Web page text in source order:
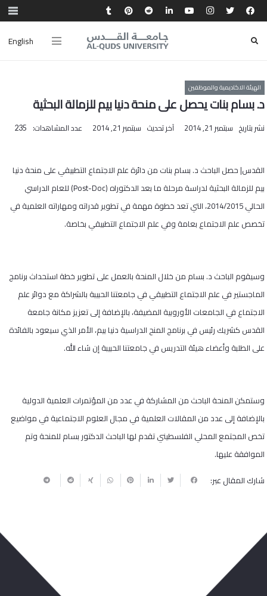
English
الهيئة الاكاديمية والموظفين
د. بسام بنات يحصل على منحة دنيا بيم للزمالة البحثية
نشر بتاريخ سبتمبر 21, 2014 آخر تحديث سبتمبر 21, 2014 عدد المشاهدات: 235
القدس| حصل الباحث د. بسام بنات من دائرة علم الاجتماع التطبيقي على منحة دنيا
بيم للزمالة البحثية لدراسة مرحلة ما بعد الدكتوراه (Post-Doc) للعام الدراسي
الحالي 2014/2015، التي تعد خطوة مهمة في تطوير قدراته ومهاراته العلمية في
تخصص علم الاجتماع بعامة وفي علم الاجتماع التطبيقي بخاصة.
وسيقوم الباحث د. بسام من خلال المنحة بالعمل على تطوير خطة استحداث برنامج
الماجستير في علم الاجتماع التطبيقي في جامعتنا الحبيبة بالشراكة مع دوائر علم
الاجتماع في الجامعات الأوروبية المضيفة، بالإضافة إلى تعزيز مكانة جامعة
القدس كشريك رئيس في برنامج المنح الدراسية دنيا بيم، الأمر الذي سيعود بالفائدة
على الطلبة وأعضاء هيئة التدريس في جامعتنا الحبيبة إن شاء الله.
وستمكن المنحة الباحث من المشاركة في عدد من المؤتمرات العلمية الدولية
بالإضافة إلى عدد من المقالات العلمية في مجال العلوم الاجتماعية في مواضيع
تخص المجتمع المحلي الفلسطيني تقدم لها الباحث الدكتور بسام للمنحة وتم
الموافقة عليها.
شارك المقال عبر: